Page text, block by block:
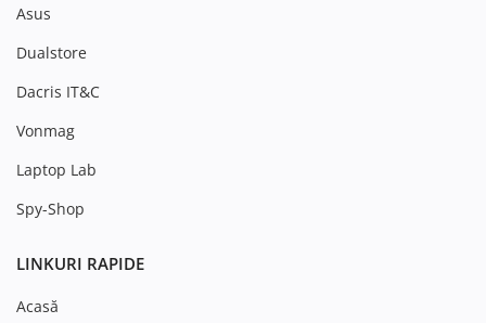
Asus
Dualstore
Dacris IT&C
Vonmag
Laptop Lab
Spy-Shop
LINKURI RAPIDE
Acasă